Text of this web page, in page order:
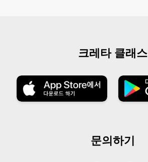
크레타 클래스
문의하기